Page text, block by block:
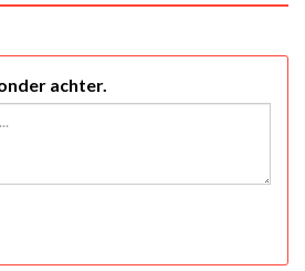
achter.